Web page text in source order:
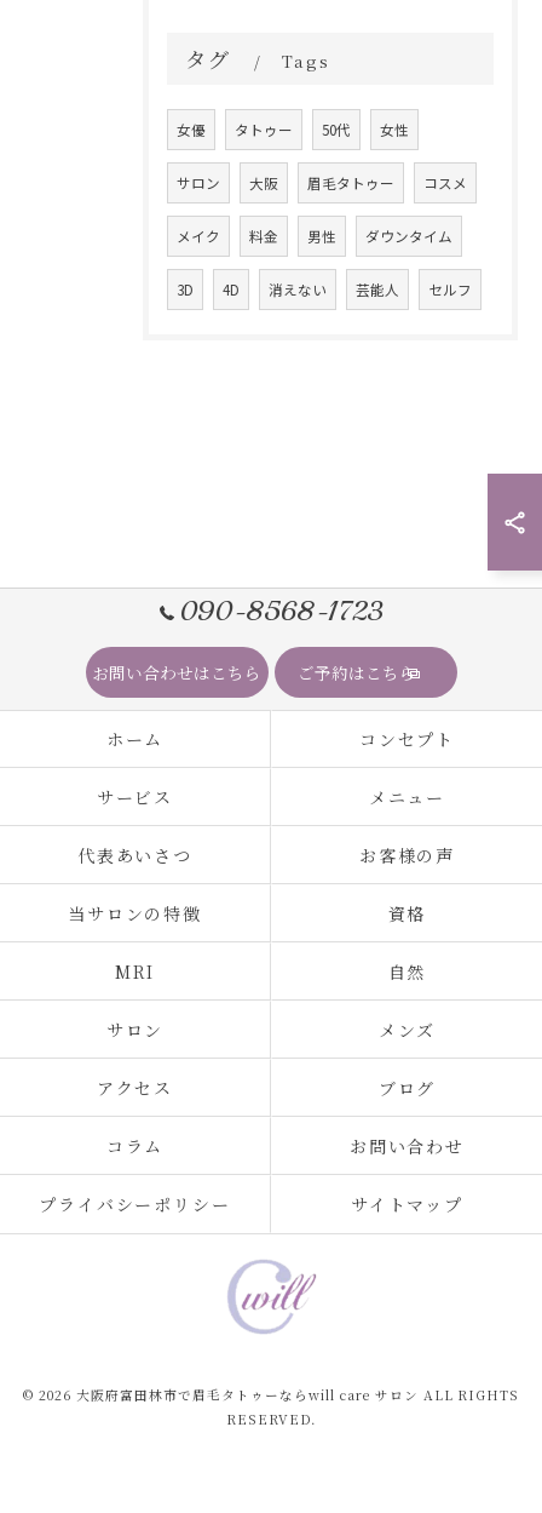
タグ Tags
女優 タトゥー 50代 女性
サロン 大阪 眉毛タトゥー コスメ
メイク 料金 男性 ダウンタイム
3D 4D 消えない 芸能人 セルフ
090-8568-1723
お問い合わせはこちら ご予約はこちら
ホーム コンセプト
サービス メニュー
代表あいさつ お客様の声
当サロンの特徴 資格
MRI 自然
サロン メンズ
アクセス ブログ
コラム お問い合わせ
プライバシーポリシー サイトマップ
© 2026 大阪府富田林市で眉毛タトゥーならwill care サロン ALL RIGHTS
RESERVED.